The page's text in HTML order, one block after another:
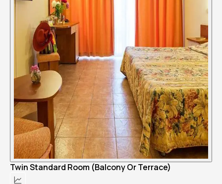
Twin Standard Room (Balcony Or Terrace)